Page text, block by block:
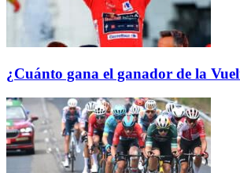
¿Cuánto gana el ganador de la